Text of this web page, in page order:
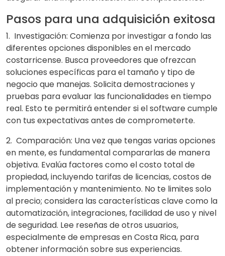
Pasos para una adquisición exitosa
1. Investigación: Comienza por investigar a fondo las
diferentes opciones disponibles en el mercado
costarricense. Busca proveedores que ofrezcan
soluciones específicas para el tamaño y tipo de
negocio que manejas. Solicita demostraciones y
pruebas para evaluar las funcionalidades en tiempo
real. Esto te permitirá entender si el software cumple
con tus expectativas antes de comprometerte.
2. Comparación: Una vez que tengas varias opciones
en mente, es fundamental compararlas de manera
objetiva. Evalúa factores como el costo total de
propiedad, incluyendo tarifas de licencias, costos de
implementación y mantenimiento. No te limites solo
al precio; considera las características clave como la
automatización, integraciones, facilidad de uso y nivel
de seguridad. Lee reseñas de otros usuarios,
especialmente de empresas en Costa Rica, para
obtener información sobre sus experiencias.